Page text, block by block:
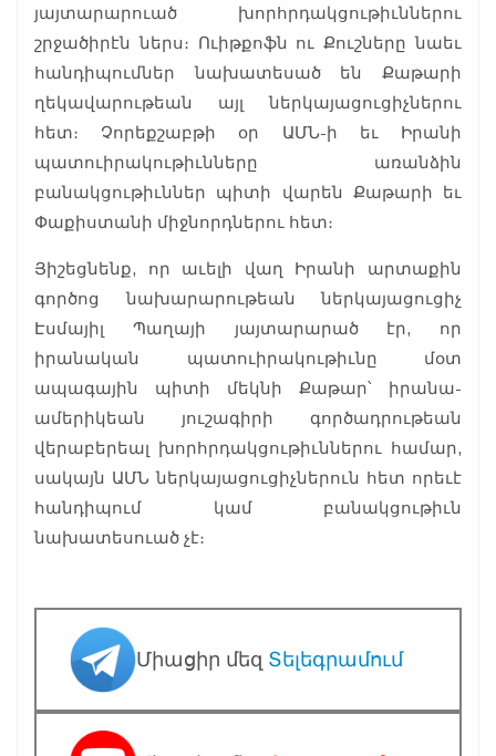
յայտարարուած խորհրդակցութիւններու
շրջածիրէն ներս։ Ուիթքոֆն ու Քուշները նաեւ
հանդիպումներ նախատեսած են Քաթարի
ղեկավարութեան այլ ներկայացուցիչներու
հետ։ Չորեքշաբթի օր ԱՄՆ-ի եւ Իրանի
պատուիրակութիւնները առանձին
բանակցութիւններ պիտի վարեն Քաթարի եւ
Փաքիստանի միջնորդներու հետ։
Յիշեցնենք, որ աւելի վաղ Իրանի արտաքին
գործոց նախարարութեան ներկայացուցիչ
Էսմայիլ Պաղայի յայտարարած էր, որ
իրանական պատուիրակութիւնը մօտ
ապագային պիտի մեկնի Քաթար՝ իրանա-
ամերիկեան յուշագիրի գործադրութեան
վերաբերեալ խորհրդակցութիւններու համար,
սակայն ԱՄՆ ներկայացուցիչներուն հետ որեւէ
հանդիպում կամ բանակցութիւն
նախատեսուած չէ։
Միացիր մեզ Տելեգրամում